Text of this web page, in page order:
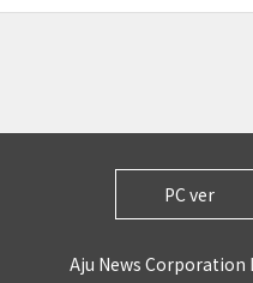
PC ver
Aju News Corporation